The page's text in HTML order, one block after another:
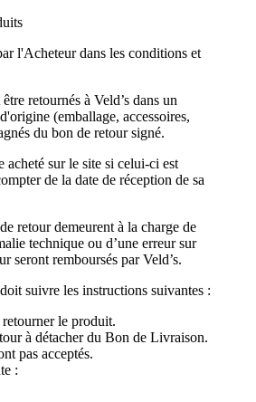
l'Acheteur dans les conditions et
retournés à Veld’s dans un
(emballage, accessoires,
du bon de retour signé.
acheté sur le site si celui-ci est
de la date de réception de sa
retour demeurent à la charge de
technique ou d’une erreur sur
seront remboursés par Veld’s.
suivre les instructions suivantes :
le produit.
à détacher du Bon de Livraison.
pas acceptés.
: